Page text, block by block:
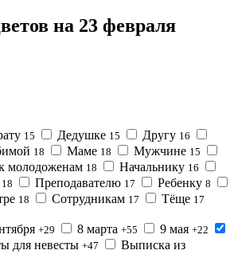
на 23 февраля
15 Дедушке 15 Другу 16
18 Маме 18 Мужчине 15
молодоженам 18 Начальнику 16
18 Преподавателю 17 Ребенку 8
18 Сотрудникам 17 Тёще 17
+29 8 марта +55 9 мая +22
для невесты +47 Выписка из